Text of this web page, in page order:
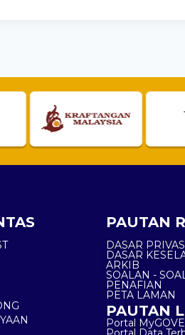
PAUTAN
DASAR
DASAR
ARKIB
SOALAN -
PENAFIAN
PETA LAMAN
PAUTAN
Portal